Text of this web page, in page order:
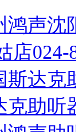
鸿声沈
店024-
斯达克
克助听